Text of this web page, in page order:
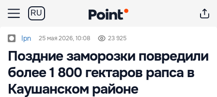
RU
Ipn 25 мая 2026, 10:08 23 925
Поздние заморозки повредили
более 1 800 гектаров рапса в
Каушанском районе